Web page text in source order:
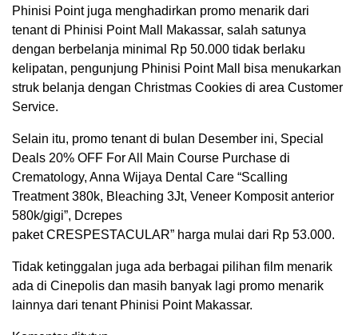
Phinisi Point juga menghadirkan promo menarik dari
tenant di Phinisi Point Mall Makassar, salah satunya
dengan berbelanja minimal Rp 50.000 tidak berlaku
kelipatan, pengunjung Phinisi Point Mall bisa menukarkan
struk belanja dengan Christmas Cookies di area Customer
Service.
Selain itu, promo tenant di bulan Desember ini, Special
Deals 20% OFF For All Main Course Purchase di
Crematology, Anna Wijaya Dental Care “Scalling
Treatment 380k, Bleaching 3Jt, Veneer Komposit anterior
580k/gigi”, Dcrepes
paket CRESPESTACULAR” harga mulai dari Rp 53.000.
Tidak ketinggalan juga ada berbagai pilihan film menarik
ada di Cinepolis dan masih banyak lagi promo menarik
lainnya dari tenant Phinisi Point Makassar.